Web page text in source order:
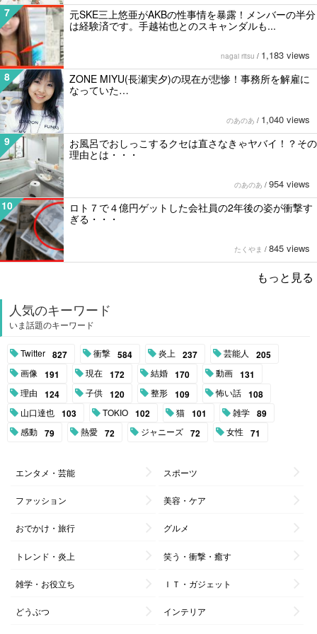
7
元SKE三上悠亜がAKBの性事情を暴露！メンバーの半分
は経験済です。手越祐也とのスキャンダルも...
nagai ritsu / 1,183 views
8
ZONE MIYU(長瀬実夕)の現在が悲惨！事務所を解雇に
なっていた…
のあのあ / 1,040 views
9
お風呂でおしっこするクセは直さなきゃヤバイ！？その
理由とは・・・
のあのあ / 954 views
10
ロト７で４億円ゲットした会社員の2年後の姿が衝撃す
ぎる・・・
たくやま / 845 views
もっと見る
人気のキーワード
いま話題のキーワード
Twitter 827 衝撃 584 炎上 237 芸能人 205
画像 191 現在 172 結婚 170 動画 131
理由 124 子供 120 整形 109 怖い話 108
山口達也 103 TOKIO 102 猫 101 雑学 89
感動 79 熱愛 72 ジャニーズ 72 女性 71
エンタメ・芸能 スポーツ
ファッション 美容・ケア
おでかけ・旅行 グルメ
トレンド・炎上 笑う・衝撃・癒す
雑学・お役立ち ＩＴ・ガジェット
どうぶつ インテリア